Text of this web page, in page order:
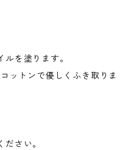
を塗ります。
ットンで優しくふき取りま
さい。